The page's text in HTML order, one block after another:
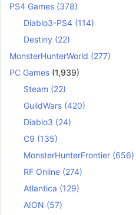
PS4 Games (378)
Diablo3-PS4 (114)
Destiny (22)
MonsterHunterWorld (277)
PC Games (1,939)
Steam (22)
GuildWars (420)
Diablo3 (24)
C9 (135)
MonsterHunterFrontier (656)
RF Online (274)
Atlantica (129)
AION (57)